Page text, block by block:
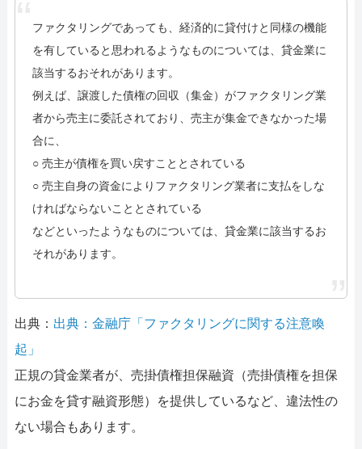
ファクタリングであっても、経済的に貸付けと同様の機能
を有していると思われるようなものについては、貸金業に
該当するおそれがあります。
例えば、譲渡した債権の回収（集金）がファクタリング業
者から売主に委託されており、売主が集金できなかった場
合に、
○ 売主が債権を買い戻すこととされている
○ 売主自身の資金によりファクタリング業者に支払をしな
ければならないこととされている
などといったようなものについては、貸金業に該当するお
それがあります。
出典： 出典：金融庁「ファクタリングに関する注意喚
起」
正規の貸金業者が、売掛債権担保融資（売掛債権を担保
にお金を貸す融資形態）を提供しているなど、違法性の
ない場合もあります。